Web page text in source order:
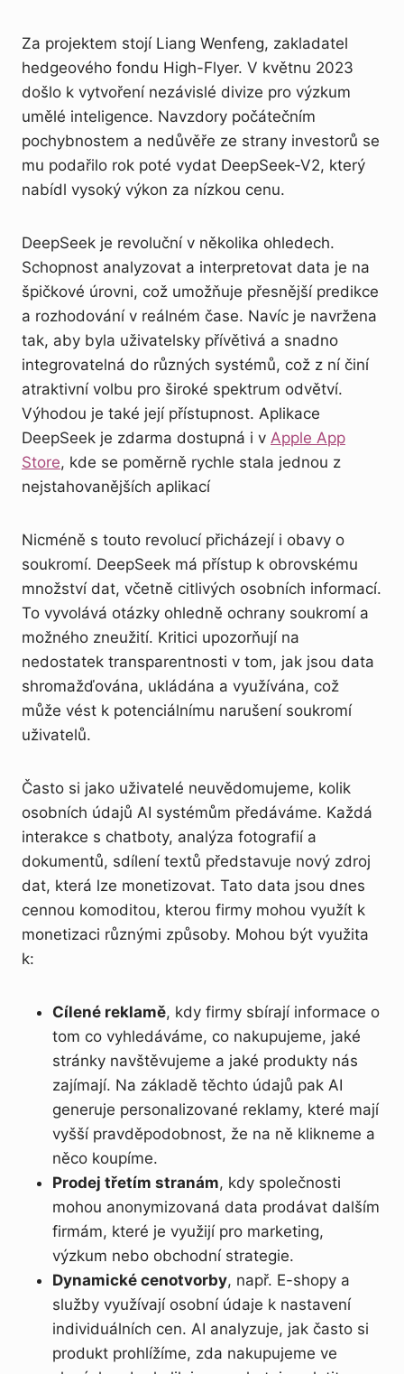
Za projektem stojí Liang Wenfeng, zakladatel
hedgeového fondu High-Flyer. V květnu 2023
došlo k vytvoření nezávislé divize pro výzkum
umělé inteligence. Navzdory počátečním
pochybnostem a nedůvěře ze strany investorů se
mu podařilo rok poté vydat DeepSeek-V2, který
nabídl vysoký výkon za nízkou cenu.
DeepSeek je revoluční v několika ohledech.
Schopnost analyzovat a interpretovat data je na
špičkové úrovni, což umožňuje přesnější predikce
a rozhodování v reálném čase. Navíc je navržena
tak, aby byla uživatelsky přívětivá a snadno
integrovatelná do různých systémů, což z ní činí
atraktivní volbu pro široké spektrum odvětví.
Výhodou je také její přístupnost. Aplikace
DeepSeek je zdarma dostupná i v Apple App
Store, kde se poměrně rychle stala jednou z
nejstahovanějších aplikací
Nicméně s touto revolucí přicházejí i obavy o
soukromí. DeepSeek má přístup k obrovskému
množství dat, včetně citlivých osobních informací.
To vyvolává otázky ohledně ochrany soukromí a
možného zneužití. Kritici upozorňují na
nedostatek transparentnosti v tom, jak jsou data
shromažďována, ukládána a využívána, což
může vést k potenciálnímu narušení soukromí
uživatelů.
Často si jako uživatelé neuvědomujeme, kolik
osobních údajů AI systémům předáváme. Každá
interakce s chatboty, analýza fotografií a
dokumentů, sdílení textů představuje nový zdroj
dat, která lze monetizovat. Tato data jsou dnes
cennou komoditou, kterou firmy mohou využít k
monetizaci různými způsoby. Mohou být využita
k:
Cílené reklamě, kdy firmy sbírají informace o
tom co vyhledáváme, co nakupujeme, jaké
stránky navštěvujeme a jaké produkty nás
zajímají. Na základě těchto údajů pak AI
generuje personalizované reklamy, které mají
vyšší pravděpodobnost, že na ně klikneme a
něco koupíme.
Prodej třetím stranám, kdy společnosti
mohou anonymizovaná data prodávat dalším
firmám, které je využijí pro marketing,
výzkum nebo obchodní strategie.
Dynamické cenotvorby, např. E-shopy a
služby využívají osobní údaje k nastavení
individuálních cen. AI analyzuje, jak často si
produkt prohlížíme, zda nakupujeme ve